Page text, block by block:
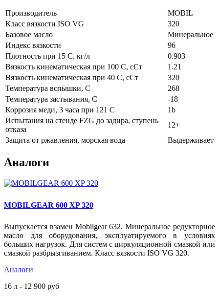
Производитель
MOBIL
Класс вязкости ISO VG
320
Базовое масло
Минеральное
Индекс вязкости
96
Плотность при 15 С, кг/л
0.903
Вязкость кинематическая при 100 С, сСт
1.21
Вязкость кинематическая при 40 С, сСт
320
Температура вспышки, С
268
Температура застывания, С
-18
Коррозия меди, 3 часа при 121 C
1b
Испытания на стенде FZG до задира, ступень
отказа
12+
Защита от ржавления, морская вода
Выдерживает
Аналоги
MOBILGEAR 600 XP 320
Выпускается взамен Mobilgear 632. Минеральное редукторное
масло для оборудования, эксплуатируемого в условиях
больших нагрузок. Для систем с циркуляционной смазкой или
смазкой разбрызгиванием. Класс вязкости ISO VG 320.
Аналоги
16 л - 12 900 руб